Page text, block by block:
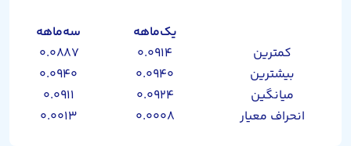
یک‌ماهه
سه‌ماهه
کمترین
۰.۰۹۱۴
۰.۰۸۸۷
بیشترین
۰.۰۹۴۰
۰.۰۹۴۰
میانگین
۰.۰۹۲۴
۰.۰۹۱۱
انحراف معیار
۰.۰۰۰۸ ۰.۰۰۱۳